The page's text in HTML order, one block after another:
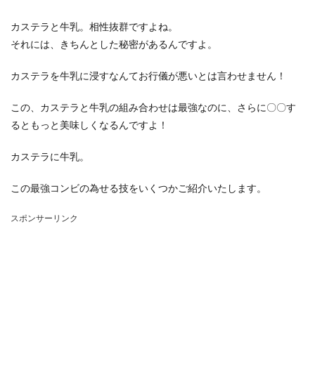
カステラと牛乳。相性抜群ですよね。
それには、きちんとした秘密があるんですよ。
カステラを牛乳に浸すなんてお行儀が悪いとは言わせません！
この、カステラと牛乳の組み合わせは最強なのに、さらに〇〇す
るともっと美味しくなるんですよ！
カステラに牛乳。
この最強コンビの為せる技をいくつかご紹介いたします。
スポンサーリンク